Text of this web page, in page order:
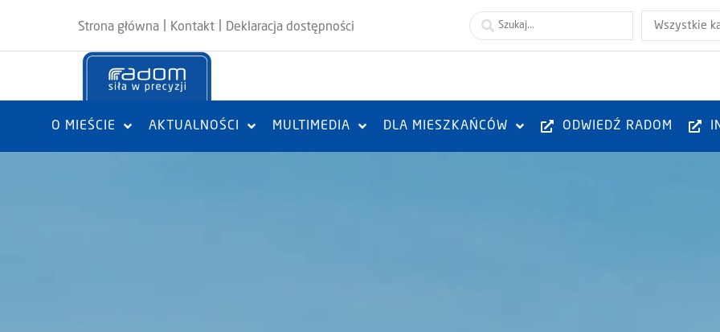
Strona główna Kontakt Deklaracja dostępności Wszystkie
O MIEŚCIE AKTUALNOŚCI MULTIMEDIA DLA MIESZKAŃCÓW ODWIEDŹ RADOM